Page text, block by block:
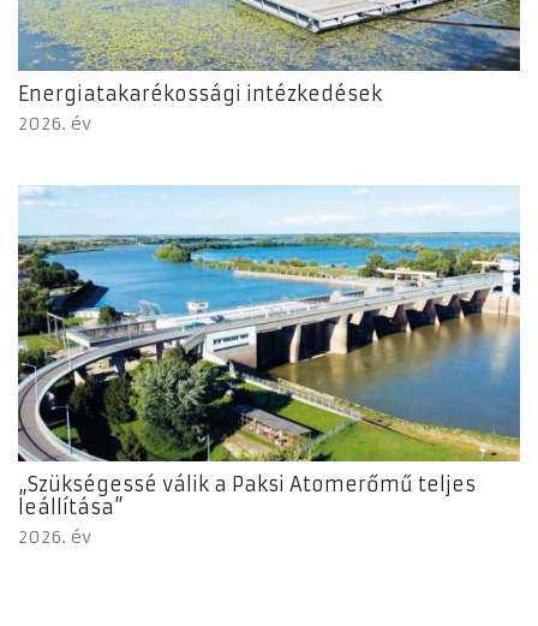
Energiatakarékossági intézkedések
2026. év
„Szükségessé válik a Paksi Atomerőmű teljes
leállítása”
2026. év